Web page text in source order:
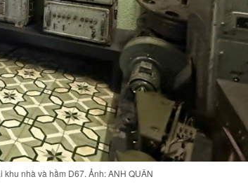
nhà và hầm D67. Ảnh: ANH QUÂN